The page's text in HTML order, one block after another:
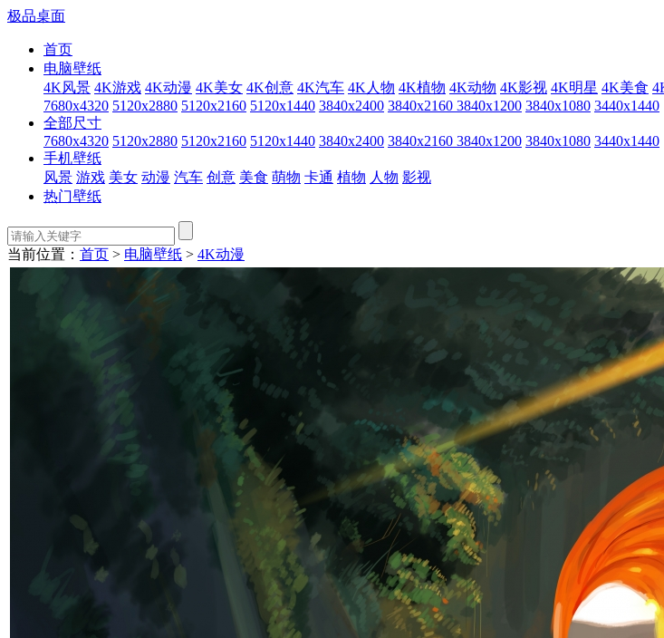
极品桌面
首页
电脑壁纸
4K风景 4K游戏 4K动漫 4K美女 4K创意 4K汽车 4K人物 4K植物 4K动物 4K影视 4K明星 4K美食
7680x4320 5120x2880 5120x2160 5120x1440 3840x2400 3840x2160 3840x1200 3840x1080 3440x1440
全部尺寸
7680x4320 5120x2880 5120x2160 5120x1440 3840x2400 3840x2160 3840x1200 3840x1080 3440x1440
手机壁纸
风景 游戏 美女 动漫 汽车 创意 美食 萌物 卡通 植物 人物 影视
热门壁纸
当前位置： 首页 > 电脑壁纸 > 4K动漫